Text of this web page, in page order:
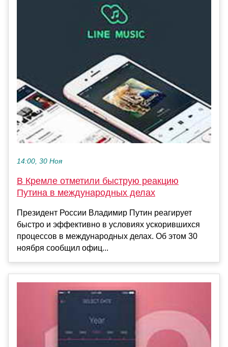
14:00, 30 Ноя
В Кремле отметили быструю реакцию
Путина в международных делах
Президент России Владимир Путин реагирует
быстро и эффективно в условиях ускорившихся
процессов в международных делах. Об этом 30
ноября сообщил офиц...